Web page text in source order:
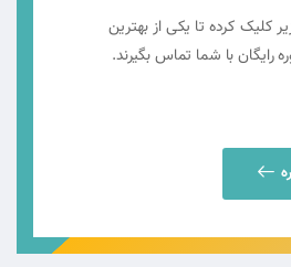
کلیک کرده تا یکی از بهترین
رایگان با شما تماس بگیرند.